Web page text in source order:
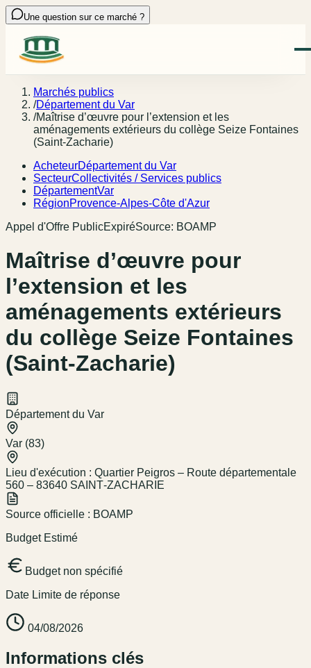
Une question sur ce marché ?
Marchés publics
/Département du Var
/Maîtrise d’œuvre pour l’extension et les
aménagements extérieurs du collège Seize Fontaines
(Saint‑Zacharie)
AcheteurDépartement du Var
SecteurCollectivités / Services publics
DépartementVar
RégionProvence-Alpes-Côte d'Azur
Appel d'Offre PublicExpiréSource: BOAMP
Maîtrise d’œuvre pour
l’extension et les
aménagements extérieurs
du collège Seize Fontaines
(Saint‑Zacharie)
Département du Var
Var (83)
Lieu d'exécution : Quartier Peigros – Route départementale
560 – 83640 SAINT‑ZACHARIE
Source officielle : BOAMP
Budget Estimé
Budget non spécifié
Date Limite de réponse
04/08/2026
Informations clés